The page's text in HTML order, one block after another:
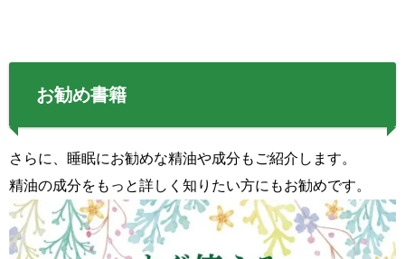
お勧め書籍
さらに、睡眠にお勧めな精油や成分もご紹介します。
精油の成分をもっと詳しく知りたい方にもお勧めです。